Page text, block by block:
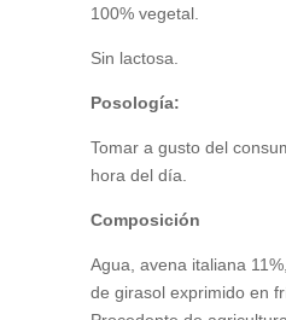
100% vegetal.
Sin lactosa.
Posología:
Tomar a gusto del
hora del día.
Composición
Agua, avena italiana
de girasol exprimido en